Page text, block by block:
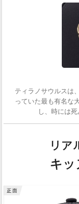
ティラノサウルスは
っていた最も有名な
し、時には